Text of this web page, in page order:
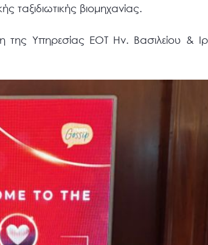
ταξιδιωτικής βιομηχανίας.
της Υπηρεσίας ΕΟΤ Ην. Βασιλείου &